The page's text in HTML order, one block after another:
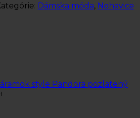
Dámska móda, Nohavice
style Pandora pozlatený